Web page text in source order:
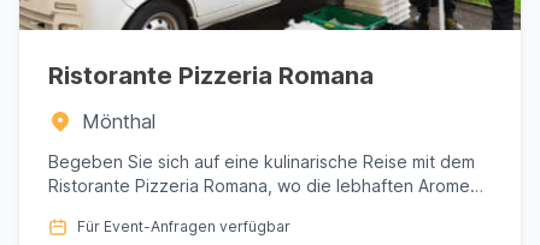
Ristorante Pizzeria Romana
Mönthal
Begeben Sie sich auf eine kulinarische Reise mit dem
Ristorante Pizzeria Romana, wo die lebhaften Aromen
Für Event-Anfragen verfügbar